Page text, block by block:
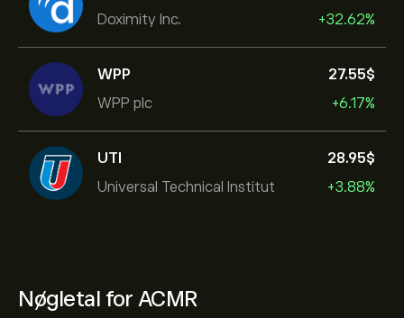
Doximity Inc.
+32.62%
WPP
WPP plc
27.55‎$‎
+6.17%
UTI
Universal Technical Institut
28.95‎$‎
+3.88%
Nøgletal for ACMR